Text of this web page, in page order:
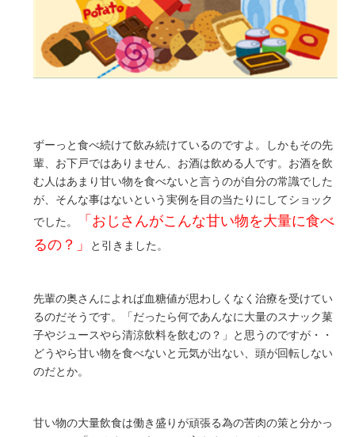
ずーっと食べ続けて飲み続けているのですよ。しかもその先
輩、お下戸ではありません、お酒は飲める人です。お酒を飲
む人はあまり甘い物を食べないと言うのが自分の常識でした
が、そんな事はないという実例を目の当たりにしてショック
でした。
「おじさんがこんな甘い物を大量に食べ
るの？」
と引きました。
先輩の奥さんによれば血糖値が思わしくなく治療を受けてい
るのだそうです。「だったら何であんなに大量のスナック菓
子やジュースやら清涼飲料を飲むの？」と思うのですが・・
どうやら甘い物を食べないと元気が出ない、頭が回転しない
のだとか。
甘い物の大量飲食は働き盛りが頑張る為の苦肉の策と分かっ